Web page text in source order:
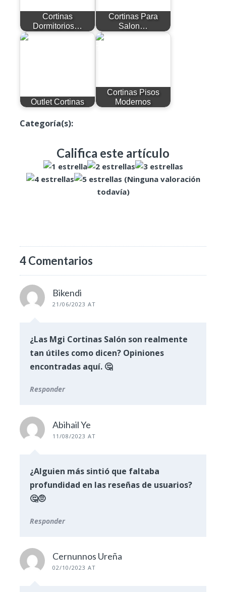
Cortinas
Dormitorios…
Cortinas Para
Salon…
Outlet Cortinas
Cortinas Pisos
Modernos
Categoría(s):Cortinas Salón
Califica este artículo
(Ninguna valoración
todavía)
4 Comentarios
Bikendi
21/06/2023 AT
¿Las Mgi Cortinas Salón son realmente
tan útiles como dicen? Opiniones
encontradas aquí. 🤔
Responder
Abihail Ye
11/08/2023 AT
¿Alguien más sintió que faltaba
profundidad en las reseñas de usuarios?
🤔🤨
Responder
Cernunnos Ureña
02/10/2023 AT